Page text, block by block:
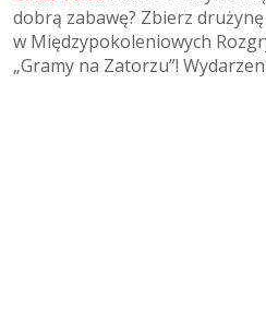
dobrą zabawę? Zbierz drużynę
w Międzypokoleniowych
„Gramy na Zatorzu”!